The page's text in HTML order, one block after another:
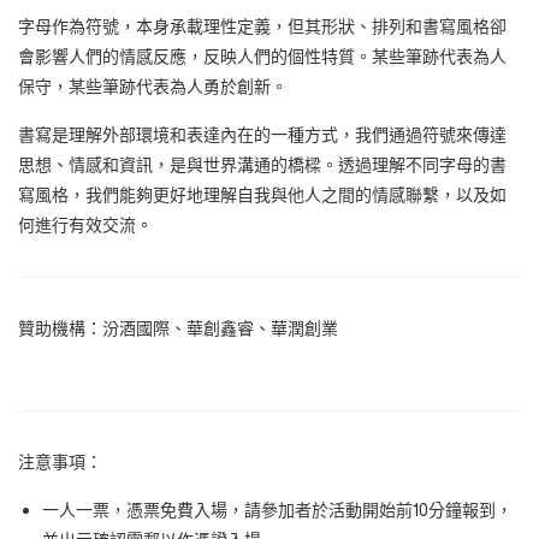
字母作為符號，本身承載理性定義，但其形狀、排列和書寫風格卻
會影響人們的情感反應，反映人們的個性特質。某些筆跡代表為人
保守，某些筆跡代表為人勇於創新。
書寫是理解外部環境和表達內在的一種方式，我們通過符號來傳達
思想、情感和資訊，是與世界溝通的橋樑。透過理解不同字母的書
寫風格，我們能夠更好地理解自我與他人之間的情感聯繫，以及如
何進行有效交流。
贊助機構：汾酒國際、華創鑫睿、華潤創業
注意事項：
一人一票，憑票免費入場，請參加者於活動開始前10分鐘報到，